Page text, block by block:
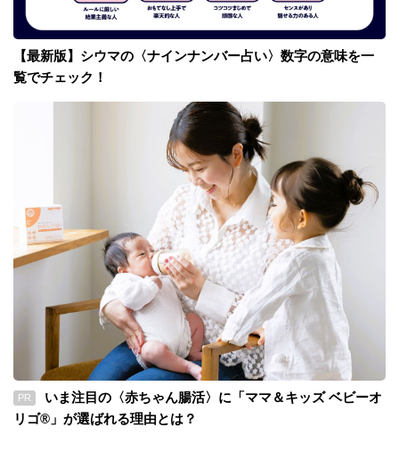
【最新版】シウマの〈ナインナンバー占い〉数字の意味を一
覧でチェック！
PR
いま注目の〈赤ちゃん腸活〉に「ママ＆キッズ ベビーオ
リゴ®」が選ばれる理由とは？